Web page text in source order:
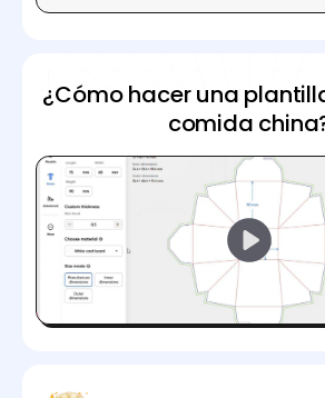
¿Cómo hacer una
comida